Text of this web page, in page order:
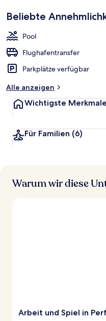
beliebt
b
r
e
Beliebte
Pool
Flughafentransfer
Parkplätze verfügbar
Alle anzeigen
Wichtigste Merkmale
Für Familien (6)
Warum wir diese
Arbeit und Spiel in